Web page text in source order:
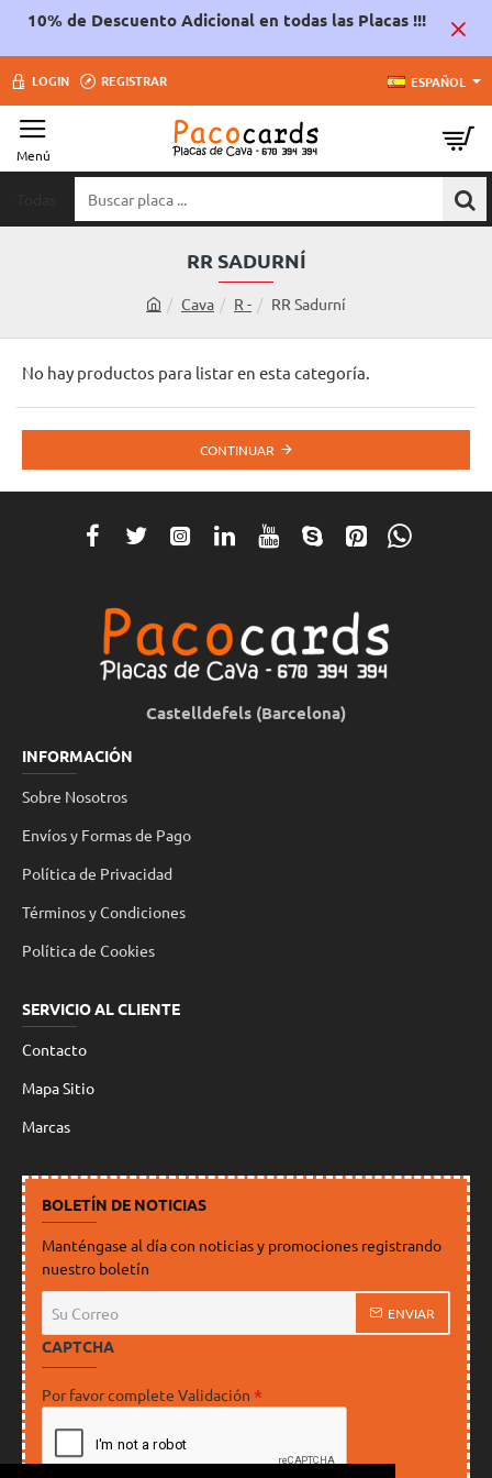
10% de Descuento Adicional en todas las Placas !!!
LOGIN REGISTRAR ESPAÑOL
placa
RR SADURNÍ
o
m
Cava R - RR Sadurní
No hay productos para listar en esta categoría.
CONTINUAR
Castelldefels (Barcelona)
INFORMACIÓN
Sobre Nosotros
Envíos y Formas de Pago
Política de Privacidad
Términos y Condiciones
Política de Cookies
SERVICIO AL CLIENTE
Contacto
Mapa Sitio
Marcas
BOLETÍN DE NOTICIAS
Manténgase al día con noticias y promociones registrando
nuestro boletín
Correo
ENVIAR
CAPTCHA
Por favor complete Validación